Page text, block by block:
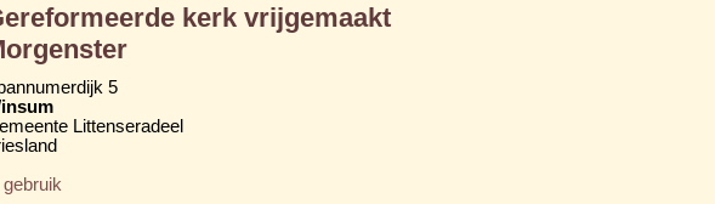
kerk vrijgemaakt
5
Littenseradeel
gebruik